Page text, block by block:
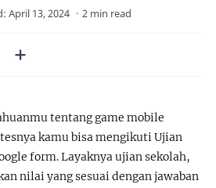
2 min read
tentang game mobile
kamu bisa mengikuti Ujian
form. Layaknya ujian sekolah,
nilai yang sesuai dengan jawaban